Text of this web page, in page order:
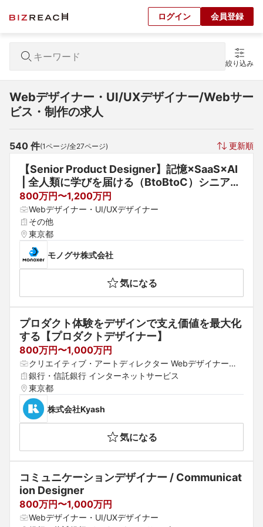
ログイン 会員登録
絞り込み
Webデザイナー・UI/UXデザイナー/Webサー
ビス・制作の求人
540 件(1ページ/全27ページ) 更新順
【Senior Product Designer】記憶×SaaS×AI
| 全人類に学びを届ける（BtoBtoC）シニアデ
ザイナー募集
800万円〜1,200万円
Webデザイナー・UI/UXデザイナー
その他
東京都
モノグサ株式会社
気になる
プロダクト体験をデザインで支え価値を最大化
する【プロダクトデザイナー】
800万円〜1,000万円
クリエイティブ・アートディレクター Webデザイナー・U
I/UXデザイナー プロダクトマネージャー
銀行・信託銀行 インターネットサービス
東京都
株式会社Kyash
気になる
コミュニケーションデザイナー / Communicat
ion Designer
800万円〜1,000万円
Webデザイナー・UI/UXデザイナー